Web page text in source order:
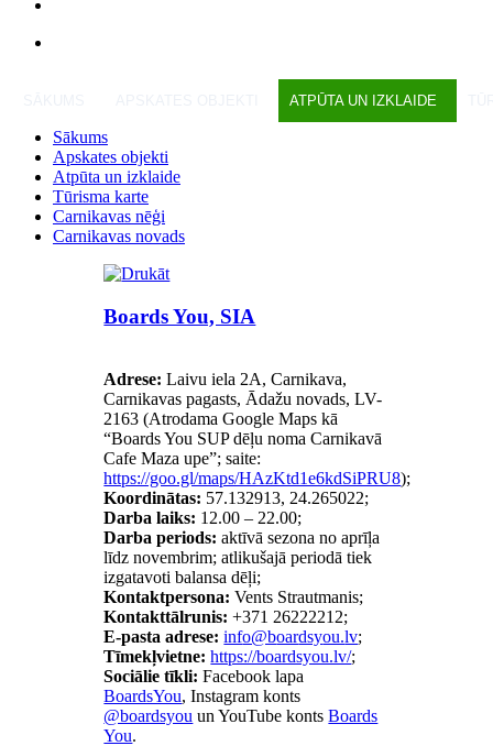
ATPŪTA UN IZKLAIDE
Sākums
Apskates objekti
Atpūta un izklaide
Tūrisma karte
Carnikavas nēģi
Carnikavas novads
Boards You, SIA
Adrese:Laivu iela 2A, Carnikava,
Carnikavas pagasts, Ādažu novads, LV-
2163 (Atrodama Google Maps kā
“Boards You SUP dēļu noma Carnikavā
Cafe Maza upe”; saite:
https://goo.gl/maps/HAzKtd1e6kdSiPRU8);
Koordinātas: 57.132913, 24.265022;
Darba laiks: 12.00 – 22.00;
Darba periods: aktīvā sezona no aprīļa
līdz novembrim; atlikušajā periodā tiek
izgatavoti balansa dēļi;
Kontaktpersona: Vents Strautmanis;
Kontakttālrunis: +371 26222212;
E-pasta adrese:
;
Tīmekļvietne: https://boardsyou.lv/;
Sociālie tīkli: Facebook lapa
BoardsYou, Instagram konts
@boardsyou un YouTube kontsBoards
You.